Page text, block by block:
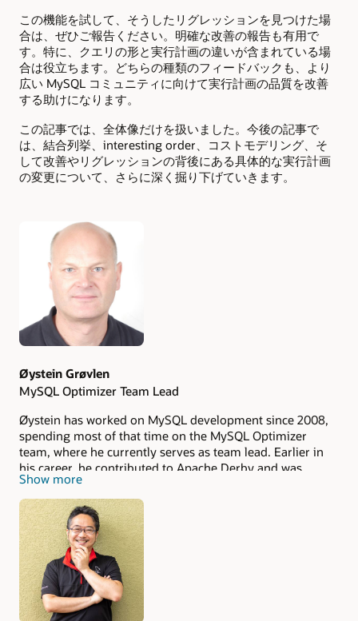
この機能を試して、そうしたリグレッションを見つけた場
合は、ぜひご報告ください。明確な改善の報告も有用で
す。特に、クエリの形と実行計画の違いが含まれている場
合は役立ちます。どちらの種類のフィードバックも、より
広い MySQL コミュニティに向けて実行計画の品質を改善
する助けになります。
この記事では、全体像だけを扱いました。今後の記事で
は、結合列挙、interesting order、コストモデリング、そ
して改善やリグレッションの背後にある具体的な実行計画
の変更について、さらに深く掘り下げていきます。
Authors
Øystein Grøvlen
MySQL Optimizer Team Lead
Øystein has worked on MySQL development since 2008,
spending most of that time on the MySQL Optimizer
team, where he currently serves as team lead. Earlier in
his career, he contributed to Apache Derby and was
architectural lead for Java DB, and before that spent
about a decade developing ClustRa, a highly available
DBMS. He has presented on the MySQL Optimizer at
several conferences. Øystein holds a PhD in Computer
Science from the Norwegian University of Science and
Technology, and he lives in Trondheim, Norway.
Show more